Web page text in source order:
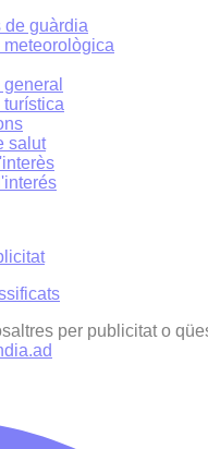
de guàrdia
meteorològica
general
turística
salut
per publicitat o